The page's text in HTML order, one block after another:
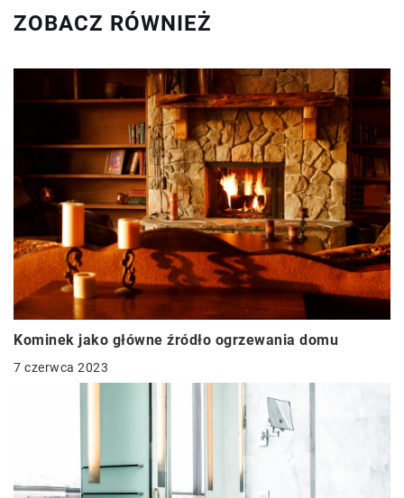
ZOBACZ RÓWNIEŻ
Kominek jako główne źródło ogrzewania domu
7 czerwca 2023